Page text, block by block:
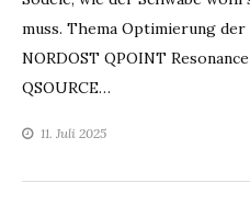
muss. Thema Optimierung
NORDOST QPOINT
QSOURCE…
11. Juli 2025